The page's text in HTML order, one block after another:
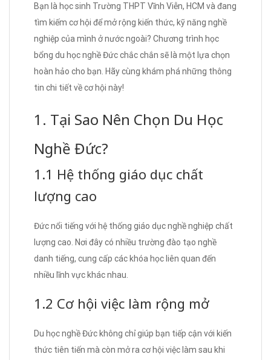
Bạn là học sinh Trường THPT Vĩnh Viễn, HCM và đang
tìm kiếm cơ hội để mở rộng kiến thức, kỹ năng nghề
nghiệp của mình ở nước ngoài? Chương trình học
bổng du học nghề Đức chắc chắn sẽ là một lựa chọn
hoàn hảo cho bạn. Hãy cùng khám phá những thông
tin chi tiết về cơ hội này!
1. Tại Sao Nên Chọn Du Học
Nghề Đức?
1.1 Hệ thống giáo dục chất
lượng cao
Đức nổi tiếng với hệ thống giáo dục nghề nghiệp chất
lượng cao. Nơi đây có nhiều trường đào tạo nghề
danh tiếng, cung cấp các khóa học liên quan đến
nhiều lĩnh vực khác nhau.
1.2 Cơ hội việc làm rộng mở
Du học nghề Đức không chỉ giúp bạn tiếp cận với kiến
thức tiên tiến mà còn mở ra cơ hội việc làm sau khi